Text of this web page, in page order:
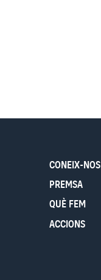
CONEIX-NOS
PREMSA
QUÈ FEM
ACCIONS